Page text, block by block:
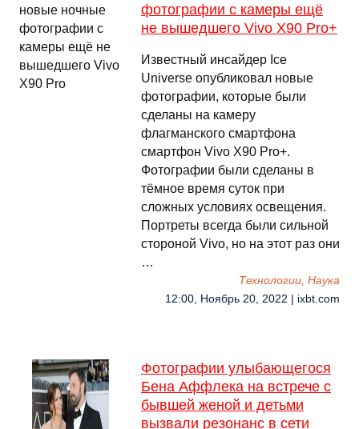
фотографии с камеры ещё
не вышедшего Vivo X90 Pro+
Известный инсайдер Ice
Universe опубликовал новые
фотографии, которые были
сделаны на камеру
флагманского смартфона
смартфон Vivo X90 Pro+.
Фотографии были сделаны в
тёмное время суток при
сложных условиях освещения.
Портреты всегда были сильной
стороной Vivo, но на этот раз они
…
Технологии, Наука
12:00, Ноябрь 20, 2022 | ixbt.com
Фотографии улыбающегося
Бена Аффлека на встрече с
бывшей женой и детьми
вызвали резонанс в сети